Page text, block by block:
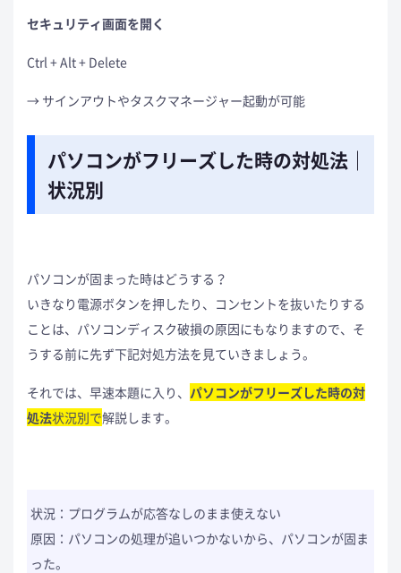
セキュリティ画面を開く
Ctrl + Alt + Delete
→ サインアウトやタスクマネージャー起動が可能
パソコンがフリーズした時の対処法｜
状況別
パソコンが固まった時はどうする？
いきなり電源ボタンを押したり、コンセントを抜いたりする
ことは、パソコンディスク破損の原因にもなりますので、そ
うする前に先ず下記対処方法を見ていきましょう。
それでは、早速本題に入り、 パソコンがフリーズした時の対
処法状況別で解説します。
状況：プログラムが応答なしのまま使えない
原因：パソコンの処理が追いつかないから、パソコンが固ま
った。